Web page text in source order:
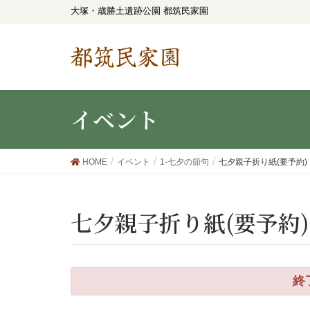
大塚・歳勝土遺跡公園 都筑民家園
都筑民家園
イベント
HOME イベント 1-七夕の節句 七夕親子折り紙(要予約)
七夕親子折り紙(要予約)